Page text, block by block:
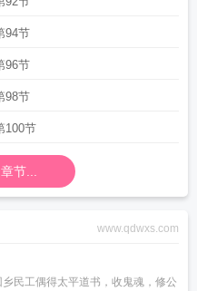
94节
96节
98节
100节
节...
www.qdwxs.com
民工偶得太平道书，收鬼魂，修公